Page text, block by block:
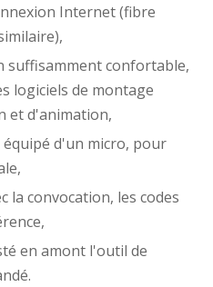
Internet (fibre
suffisamment confortable,
logiciels de montage
et d'animation,
d'un micro, pour
la convocation, les codes
en amont l'outil de